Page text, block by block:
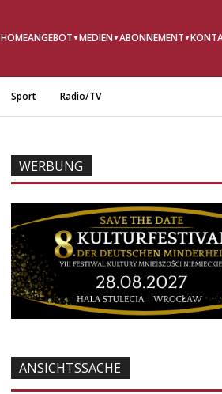
HOMEANGEBOT MEDIEN ABONNEMENT
Sport Radio/TV
WERBUNG
ANSICHTSSACHE